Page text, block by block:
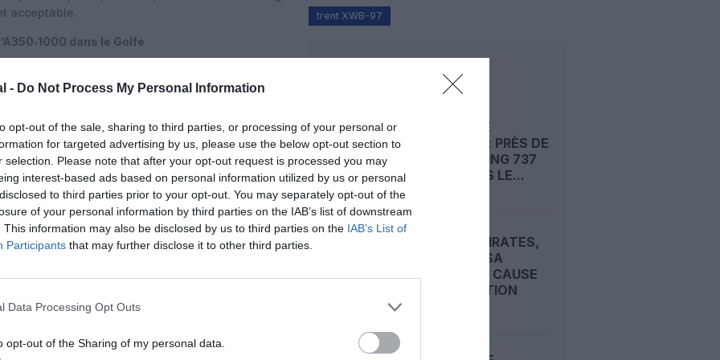
- Do Not Process My Personal Information
opt-out of the sale, sharing to third parties, or processing of your personal or
for targeted advertising by us, please use the below opt-out section to
selection. Please note that after your opt-out request is processed you may
interest-based ads based on personal information utilized by us or personal
to third parties prior to your opt-out. You may separately opt-out of the
of your personal information by third parties on the IAB’s list of downstream
This information may also be disclosed by us to third parties on the IAB’s List of
Participants that may further disclose it to other third parties.
Data Processing Opt Outs
opt-out of the Sharing of my personal data.
acceptable.
dans le Golfe
fait plus critique encore. Tim Clark a répété son
tant que Rolls‑Royce n’aura pas apporté des
la même. Je sais qu’ils (Rolls‑Royce) travaillent
»,a‑t‑il déclaré.
destinée à l’A350‑1000, a fait l’objet de retours
en environnements chauds et sableux, avec
courts et des coûts de maintenance plus
reconnaît des défis de durabilité sur ce moteur
de mise à niveau technologique censé«
les environnements chauds et poussiéreux »
pour les vols dans des environnements cléments
l’enjeu MRO
communique sur une série d’améliorations :
trent XWB-97
LIRE AUSSI
RISQUE DE
FISSURES : PRÈS DE
1 500 BOEING 737
MAX DANS LE...
APRÈS EMIRATES,
LUFTHANSA
REMET EN CAUSE
LA RÉCEPTION